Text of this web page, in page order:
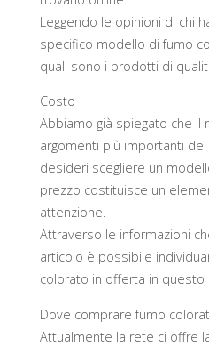
Leggendo le opinioni di chi
specifico modello di fumo
quali sono i prodotti di
Costo
Abbiamo già spiegato che il
argomenti più importanti
desideri scegliere un
prezzo costituisce un
attenzione.
Attraverso le informazioni
articolo è possibile
colorato in offerta in questo
Dove comprare fumo
Attualmente la rete ci offre